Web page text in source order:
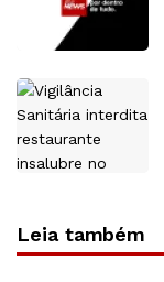
Leia também